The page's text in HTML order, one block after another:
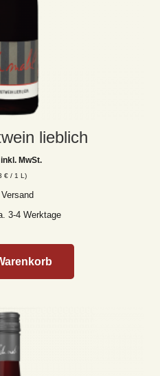
lieblich
inkl. MwSt.
€ / 1 L)
Versand
3-4 Werktage